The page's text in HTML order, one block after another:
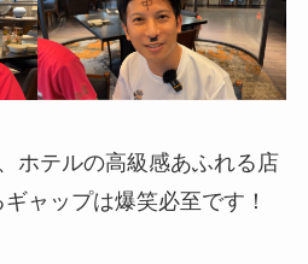
ホテルの高級感あふれる店
ャップは爆笑必至です！